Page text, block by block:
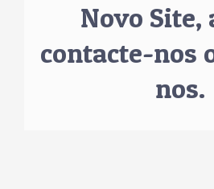
Novo Site,
contacte-nos
nos.